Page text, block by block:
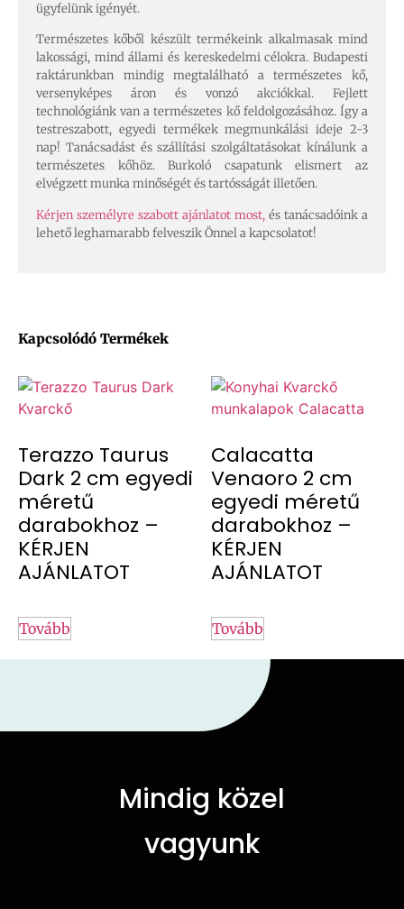
Kapcsolódó Termékek
Terazzo Taurus
Dark 2 cm egyedi
méretű
darabokhoz –
KÉRJEN
AJÁNLATOT
Tovább
Calacatta
Venaoro 2 cm
egyedi méretű
darabokhoz –
KÉRJEN
AJÁNLATOT
Tovább
ügyfelünk igényét.
Természetes kőből készült termékeink alkalmasak mind
lakossági, mind állami és kereskedelmi célokra. Budapesti
raktárunkban mindig megtalálható a természetes kő,
versenyképes áron és vonzó akciókkal. Fejlett
technológiánk van a természetes kő feldolgozásához. Így a
testreszabott, egyedi termékek megmunkálási ideje 2-3
nap! Tanácsadást és szállítási szolgáltatásokat kínálunk a
természetes kőhöz. Burkoló csapatunk elismert az
elvégzett munka minőségét és tartósságát illetően.
Kérjen személyre szabott ajánlatot most, és tanácsadóink a
lehető leghamarabb felveszik Önnel a kapcsolatot!
Mindig közel
vagyunk